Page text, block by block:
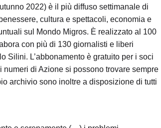
2022) è il più diffuso settimanale di
cultura e spettacoli, economia e
sul Mondo Migros. È realizzato al 100
con più di 130 giornalisti e liberi
Silini. L’abbonamento è gratuito per i soci
di Azione si possono trovare sempre
archivio sono inoltre a disposizione di tutti